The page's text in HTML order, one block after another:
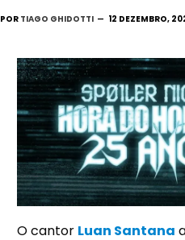
TIAGO GHIDOTTI 12 DEZEMBRO,
O cantor Luan Santana